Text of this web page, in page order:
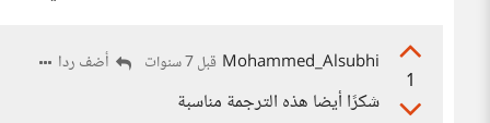
1
Mohammed_Alsubhi قبل 7 سنوات أضف ردا
شكرًا أيضا هذه الترجمة مناسبة